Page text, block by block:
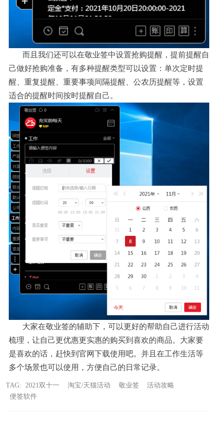
而且我们还可以在敬业签中设置抢购提醒，提前提醒自
己做好抢购准备，有多种提醒类型可以设置：单次定时提
醒、重复提醒、重要事项间隔提醒、公农历提醒等，设置
适合的提醒时间按时提醒自己。
大家在敬业签的辅助下，可以更好的帮助自己进行活动
梳理，让自己更优惠更实惠的购买到喜欢的商品。大家要
是喜欢的话，赶快到官网下载使用吧。并且在工作生活等
多个场景也可以使用，方便自己的日常记录。
TAG: 2021双十一 淘宝/天猫活动 敬业签
活动攻略
便签软件